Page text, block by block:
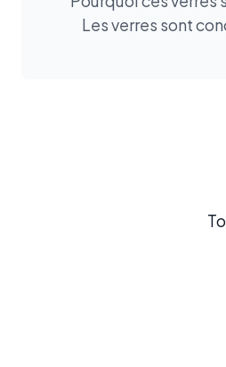
Les verres sont